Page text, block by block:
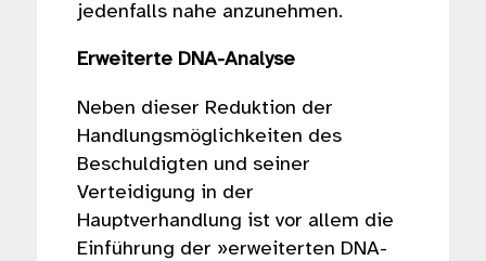
jedenfalls nahe anzunehmen.
Erweiterte DNA-Analyse
Neben dieser Reduktion der
Handlungsmöglichkeiten des
Beschuldigten und seiner
Verteidigung in der
Hauptverhandlung ist vor allem die
Einführung der »erweiterten DNA-